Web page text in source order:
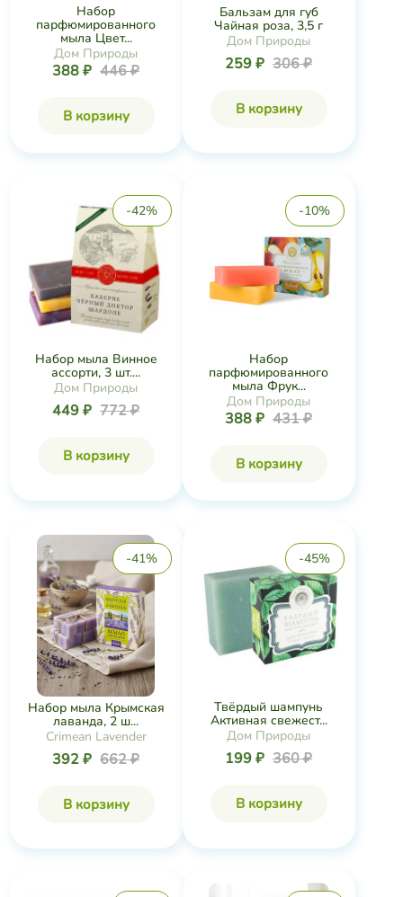
Набор
парфюмированного
мыла Цвет...
Дом Природы
388 ₽ 446 ₽
В корзину
Бальзам для губ
Чайная роза, 3,5 г
Дом Природы
259 ₽ 306 ₽
В корзину
-42%
Набор мыла Винное
ассорти, 3 шт....
Дом Природы
449 ₽ 772 ₽
В корзину
-10%
Набор
парфюмированного
мыла Фрук...
Дом Природы
388 ₽ 431 ₽
В корзину
-41%
Набор мыла Крымская
лаванда, 2 ш...
Crimean Lavender
392 ₽ 662 ₽
В корзину
-45%
Твёрдый шампунь
Активная свежест...
Дом Природы
199 ₽ 360 ₽
В корзину